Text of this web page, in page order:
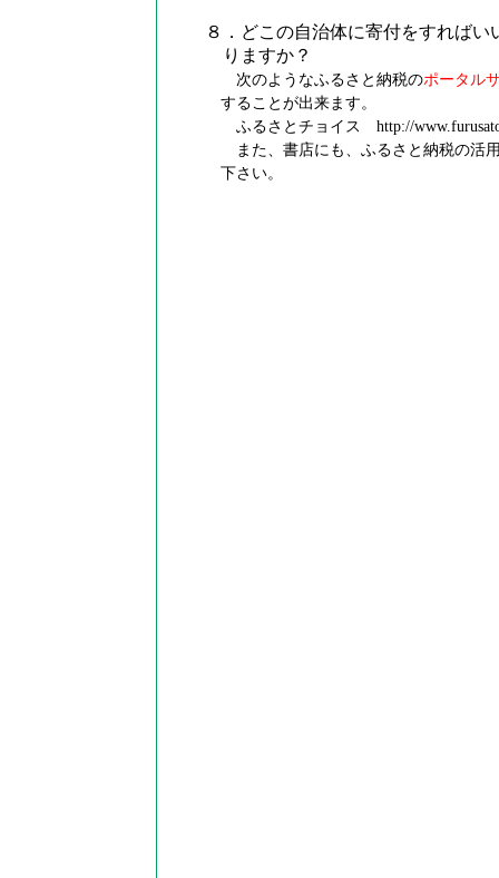
８．どこの自治体に寄付をすれば
りますか？
次のようなふるさと納税のポータル
することが出来ます。
ふるさとチョイス http://
また、書店にも、ふるさと納税の活
下さい。